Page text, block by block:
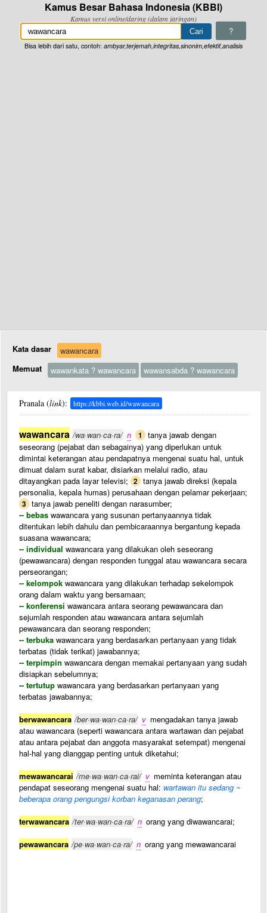
Kamus Besar Bahasa Indonesia (KBBI)
Kamus versi online/daring (dalam jaringan)
?
Bisa lebih dari satu, contoh: ambyar,terjemah,integritas,sinonim,efektif,analisis
Kata dasar
wawancara
Memuat
wawankata ? wawancara wawansabda ? wawancara
Pranala (link): https://kbbi.web.id/wawancara
wawancara /wa·wan·ca·ra/ n 1 tanya jawab dengan
seseorang (pejabat dan sebagainya) yang diperlukan untuk
dimintai keterangan atau pendapatnya mengenai suatu hal, untuk
dimuat dalam surat kabar, disiarkan melalui radio, atau
ditayangkan pada layar televisi; 2 tanya jawab direksi (kepala
personalia, kepala humas) perusahaan dengan pelamar pekerjaan;
3 tanya jawab peneliti dengan narasumber;
-- bebas wawancara yang susunan pertanyaannya tidak
ditentukan lebih dahulu dan pembicaraannya bergantung kepada
suasana wawancara;
-- individual wawancara yang dilakukan oleh seseorang
(pewawancara) dengan responden tunggal atau wawancara secara
perseorangan;
-- kelompok wawancara yang dilakukan terhadap sekelompok
orang dalam waktu yang bersamaan;
-- konferensi wawancara antara seorang pewawancara dan
sejumlah responden atau wawancara antara sejumlah
pewawancara dan seorang responden;
-- terbuka wawancara yang berdasarkan pertanyaan yang tidak
terbatas (tidak terikat) jawabannya;
-- terpimpin wawancara dengan memakai pertanyaan yang sudah
disiapkan sebelumnya;
-- tertutup wawancara yang berdasarkan pertanyaan yang
terbatas jawabannya;
berwawancara /ber·wa·wan·ca·ra/ v mengadakan tanya jawab
atau wawancara (seperti wawancara antara wartawan dan pejabat
atau antara pejabat dan anggota masyarakat setempat) mengenai
hal-hal yang dianggap penting untuk diketahui;
mewawancarai /me·wa·wan·ca·rai/ v meminta keterangan atau
pendapat seseorang mengenai suatu hal: wartawan itu sedang ~
beberapa orang pengungsi korban keganasan perang;
terwawancara /ter·wa·wan·ca·ra/ n orang yang diwawancarai;
pewawancara /pe·wa·wan·ca·ra/ n orang yang mewawancarai